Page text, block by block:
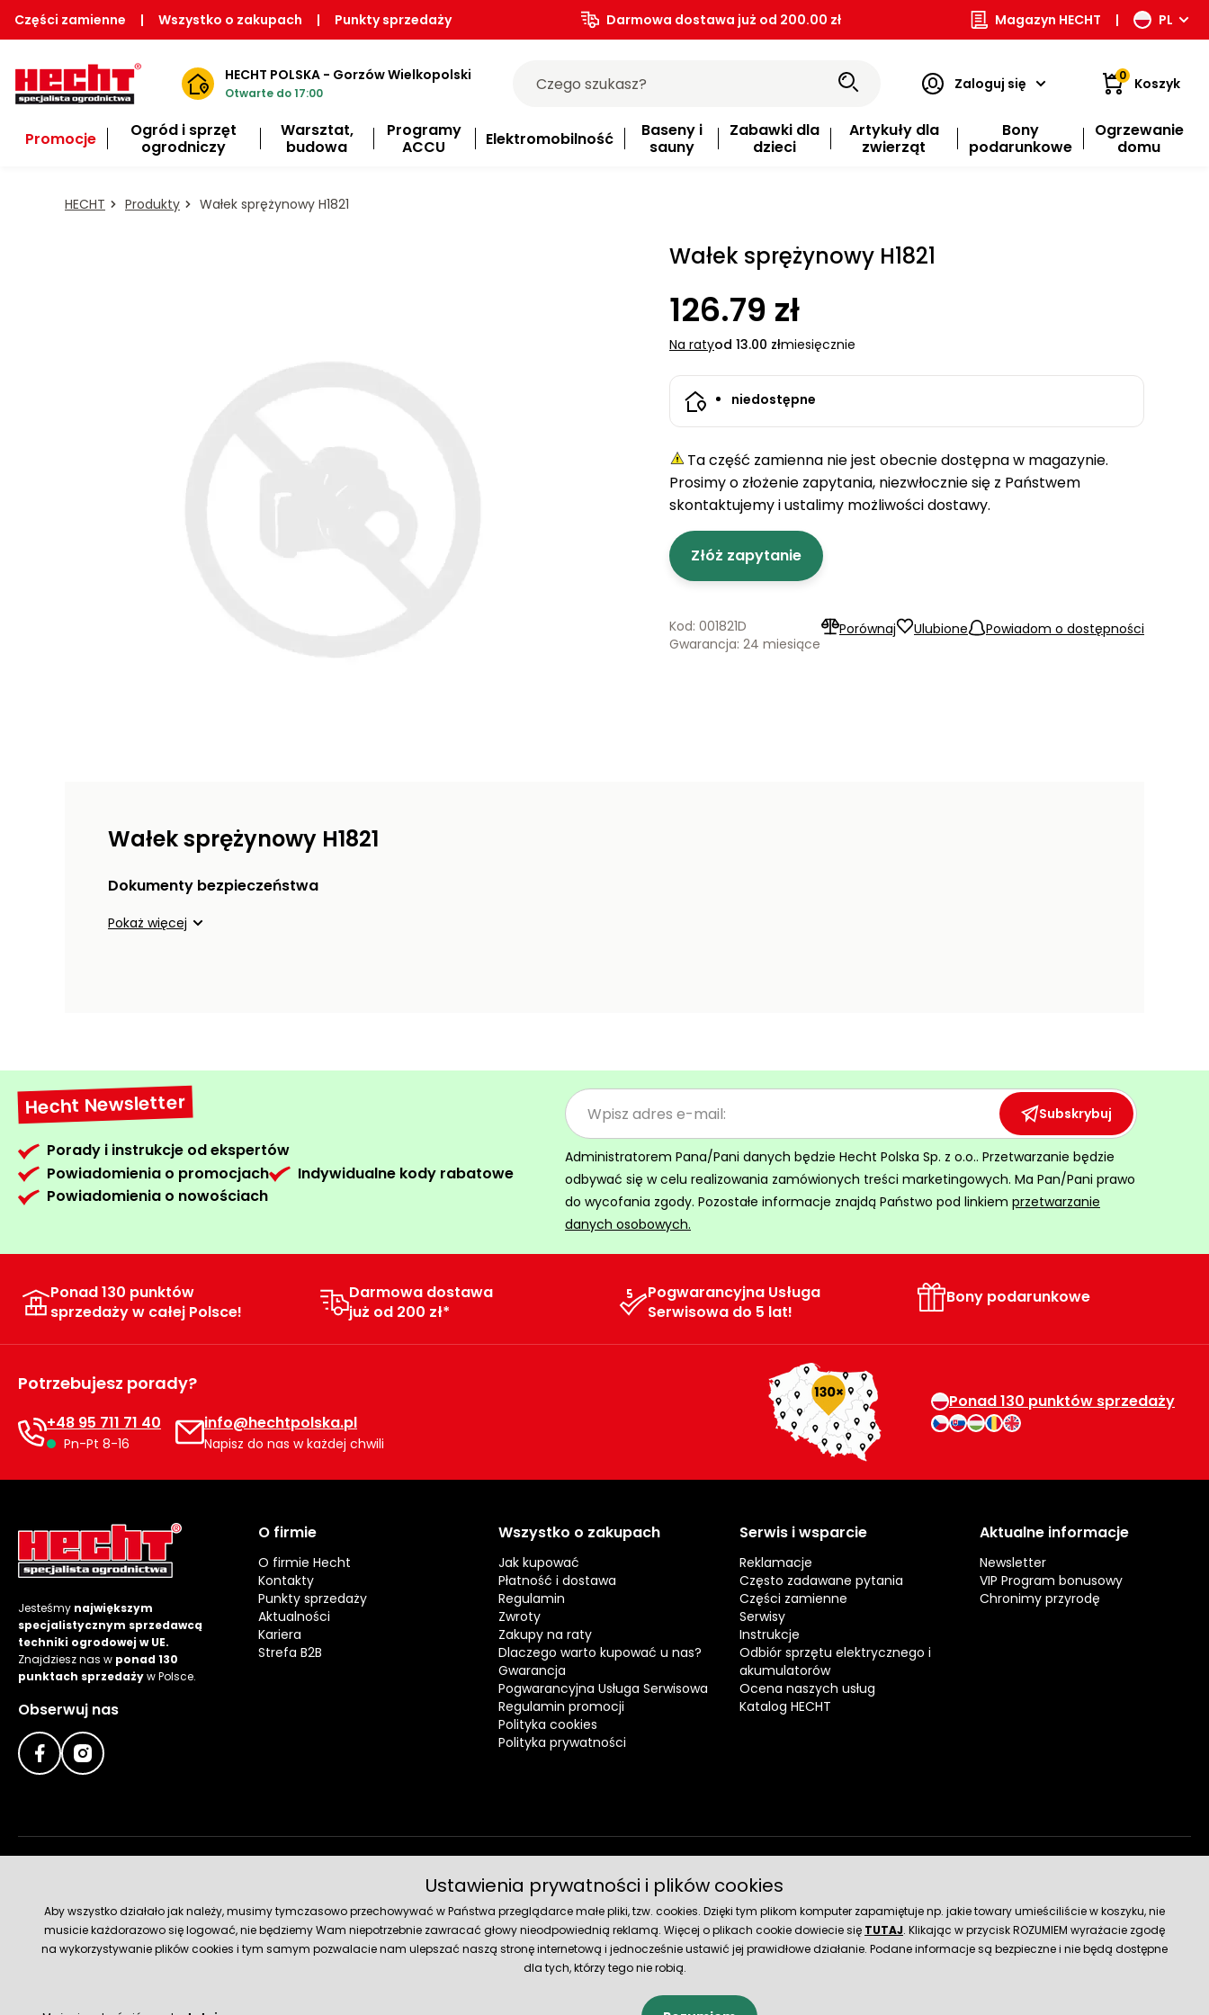
Części zamienne | Wszystko o zakupach | Punkty sprzedaży Darmowa dostawa już od 200.00 zł Magazyn HECHT | PL
HECHT POLSKA - Gorzów Wielkopolski
Otwarte do 17:00
Zaloguj się 0 Koszyk
Promocje
Ogród i sprzęt
ogrodniczy
Warsztat,
budowa
Programy
ACCU
Elektromobilność
Baseny i
sauny
Zabawki dla
dzieci
Artykuły dla
zwierząt
Bony
podarunkowe
Ogrzewanie
domu
HECHT Produkty Wałek sprężynowy H1821
Wałek sprężynowy H1821
126.79 zł
Na ratyod 13.00 złmiesięcznie
niedostępne
Ta część zamienna nie jest obecnie dostępna w magazynie.
Prosimy o złożenie zapytania, niezwłocznie się z Państwem
skontaktujemy i ustalimy możliwości dostawy.
Złóż zapytanie
Porównaj Ulubione Powiadom o dostępności
Kod: 001821D
Gwarancja: 24 miesiące
Wałek sprężynowy H1821
Dokumenty bezpieczeństwa
Pokaż więcej
Hecht Newsletter
Porady i instrukcje od ekspertów
Powiadomienia o promocjach
Indywidualne kody rabatowe
Powiadomienia o nowościach
Subskrybuj
Administratorem Pana/Pani danych będzie Hecht Polska Sp. z o.o.. Przetwarzanie będzie
odbywać się w celu realizowania zamówionych treści marketingowych. Ma Pan/Pani prawo
do wycofania zgody. Pozostałe informacje znajdą Państwo pod linkiem przetwarzanie
danych osobowych.
Ponad 130 punktów
sprzedaży w całej Polsce!
Darmowa dostawa
już od 200 zł*
Pogwarancyjna Usługa
Serwisowa do 5 lat!
Bony podarunkowe
Potrzebujesz porady?
+48 95 711 71 40
Pn-Pt 8-16
info@hechtpolska.pl
Napisz do nas w każdej chwili
Ponad 130 punktów sprzedaży
Jesteśmy największym
specjalistycznym sprzedawcą
techniki ogrodowej w UE.
Znajdziesz nas w ponad 130
punktach sprzedażyw Polsce.
Obserwuj nas
O firmie
O firmie Hecht
Kontakty
Punkty sprzedaży
Aktualności
Kariera
Strefa B2B
Wszystko o zakupach
Jak kupować
Płatność i dostawa
Regulamin
Zwroty
Zakupy na raty
Dlaczego warto kupować u nas?
Gwarancja
Pogwarancyjna Usługa Serwisowa
Regulamin promocji
Polityka cookies
Polityka prywatności
Serwis i wsparcie
Reklamacje
Często zadawane pytania
Części zamienne
Serwisy
Instrukcje
Odbiór sprzętu elektrycznego i
akumulatorów
Ocena naszych usług
Katalog HECHT
Aktualne informacje
Newsletter
VIP Program bonusowy
Chronimy przyrodę
Metody dostawy
Ustawienia prywatności i plików cookies
Aby wszystko działało jak należy, musimy tymczasowo przechowywać w Państwa przeglądarce małe pliki, tzw. cookies. Dzięki tym plikom komputer zapamiętuje np. jakie towary umieściliście w koszyku, nie
musicie każdorazowo się logować, nie będziemy Wam niepotrzebnie zawracać głowy nieodpowiednią reklamą. Więcej o plikach cookie dowiecie się TUTAJ. Klikając w przycisk ROZUMIEM wyrażacie zgodę
na wykorzystywanie plików cookies i tym samym pozwalacie nam ulepszać naszą stronę internetową i jednocześnie ustawić jej prawidłowe działanie. Podane informacje są bezpieczne i nie będą dostępne
dla tych, którzy tego nie robią.